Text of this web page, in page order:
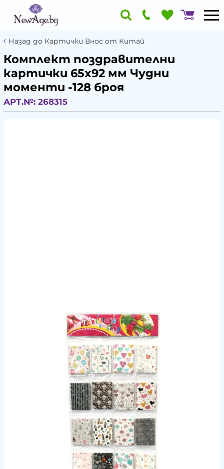
Назад до Картички Внос от Китай
Комплект поздравителни
картички 65x92 мм Чудни
моменти -128 броя
АРТ.№: 268315